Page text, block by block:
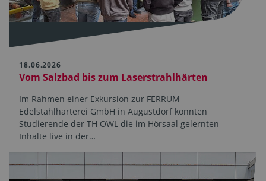
18.06.2026
Vom Salzbad bis zum Laserstrahlhärten
Im Rahmen einer Exkursion zur FERRUM
Edelstahlhärterei GmbH in Augustdorf konnten
Studierende der TH OWL die im Hörsaal gelernten
Inhalte live in der…